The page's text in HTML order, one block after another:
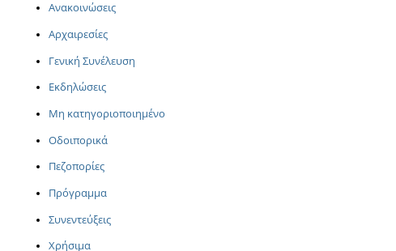
Ανακοινώσεις
Αρχαιρεσίες
Γενική Συνέλευση
Εκδηλώσεις
Μη κατηγοριοποιημένο
Οδοιπορικά
Πεζοπορίες
Πρόγραμμα
Συνεντεύξεις
Χρήσιμα